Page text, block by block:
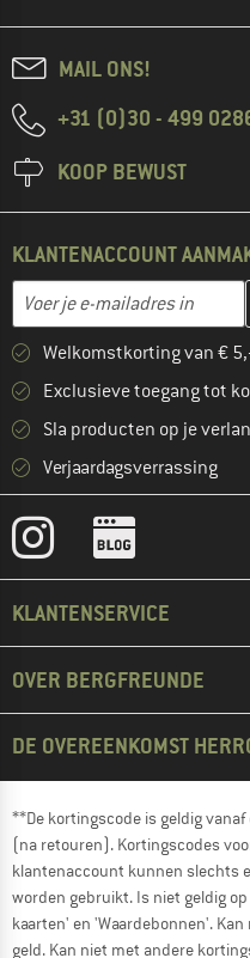
MAIL ONS!
+31 (0)30 - 499
KOOP BEWUST
KLANTENACCOUNT
Voer je e-mailadres in
Vul je e-mailadres hier in en
Welkomstkorting van €
Exclusieve toegang tot
Sla producten op je
Verjaardagsverrassing
KLANTENSERVICE
OVER BERGFREUNDE
DE OVEREENKOMST
**De kortingscode is geldig
(na retouren). Kortingscodes
klantenaccount kunnen slechts
worden gebruikt. Is niet geldig
kaarten' en 'Waardebonnen'.
geld. Kan niet met andere